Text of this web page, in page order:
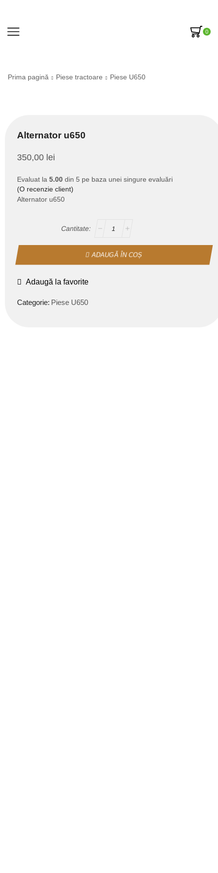
0
Prima pagină Piese tractoare Piese U650
Alternator u650
350,00 lei
Evaluat la 5.00 din 5 pe baza unei singure evaluări
(O recenzie client)
Alternator u650
ADAUGĂ ÎN COȘ
Adaugă la favorite
Categorie: Piese U650